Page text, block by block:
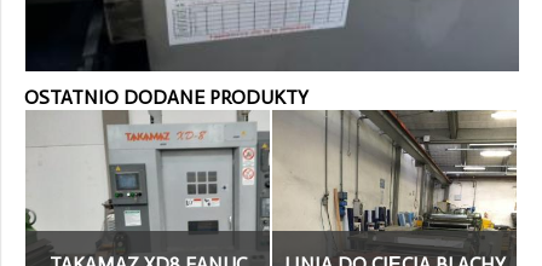
OSTATNIO DODANE PRODUKTY